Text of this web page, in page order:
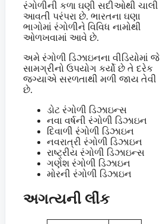
રંગોળીની કળા ઘણી સદીઓથી ચાલી
આવતી પરંપરા છે. ભારતના ઘણા
ભાગોમાં રંગોળીને વિવિધ નામોથી
ઓળખવામાં આવે છે.
અમે રંગોળી ડિઝાઇનના વીડિયોમાં જે
સામગ્રીનો ઉપયોગ કર્યો છે તે દરેક
જગ્યાએ સરળતાથી મળી જાય તેવી
છે.
ડોટ રંગોળી ડિઝાઇન્સ
નવા વર્ષની રંગોળી ડિઝાઇન
દિવાળી રંગોળી ડિઝાઇન
નવરાત્રી રંગોળી ડિઝાઇન
રાષ્ટ્રીય રંગોળી ડિઝાઇન્સ
ગણેશ રંગોળી ડિઝાઇન
મોરની રંગોળી ડિઝાઇન
અગત્યની લીંક